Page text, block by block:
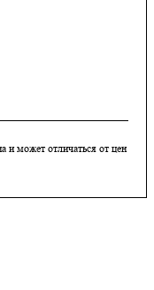
и может отличаться от цен